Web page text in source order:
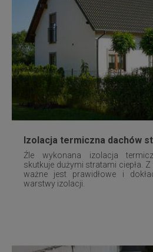
Izolacja termiczna dachów
Źle wykonana izolacja
skutkuje dużymi stratami ciepła.
ważne jest prawidłowe i
warstwy izolacji.